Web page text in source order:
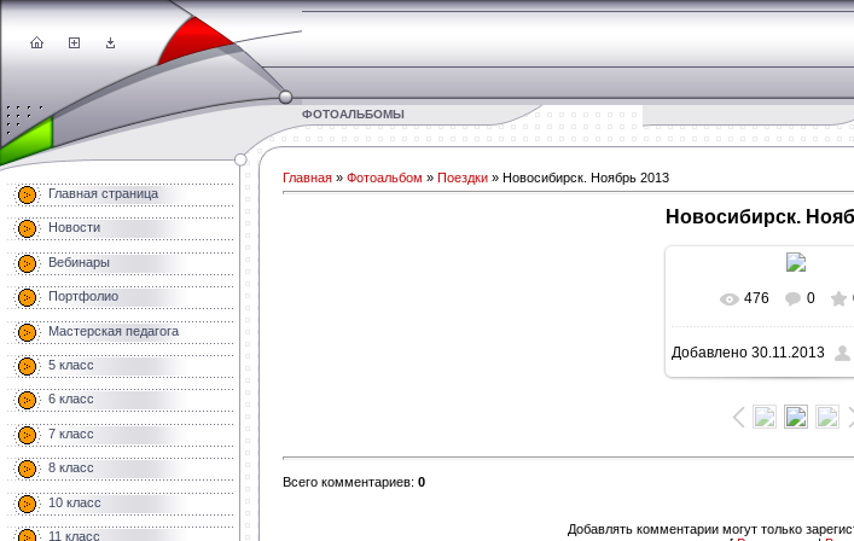
ФОТОАЛЬБОМЫ
Главная страница
Новости
Вебинары
Портфолио
Мастерская педагога
5 класс
6 класс
7 класс
8 класс
10 класс
11 класс
Главная » Фотоальбом » Поездки » Новосибирск. Ноябрь 2013
Новосибирск.
В реальном
1600x900/
476 0
Добавлено 30.11.2013
Всего комментариев: 0
Добавлять комментарии могут только